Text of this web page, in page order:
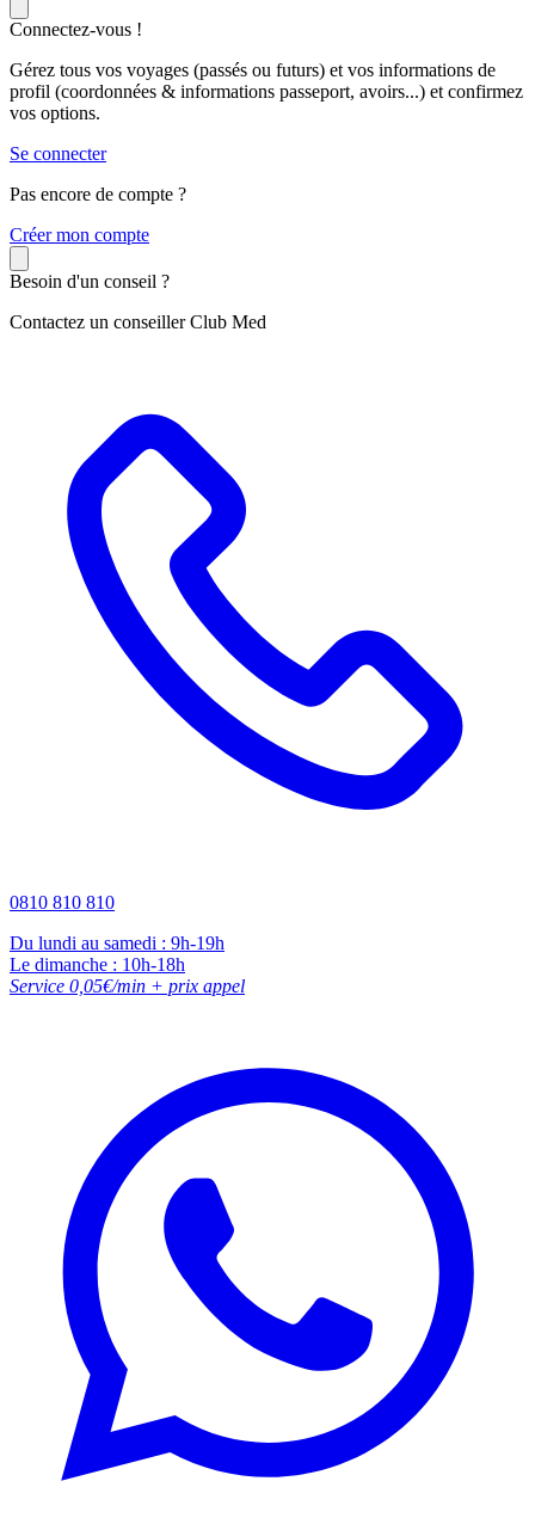
Connectez-vous !
Gérez tous vos voyages (passés ou futurs) et vos informations de
profil (coordonnées & informations passeport, avoirs...) et confirmez
vos options.
Se connecter
Pas encore de compte ?
Créer mon compte
Besoin d'un conseil ?
Contactez un conseiller Club Med
0810 810 810
Du lundi au samedi : 9h-19h
Le dimanche : 10h-18h
Service 0,05€/min + prix appel